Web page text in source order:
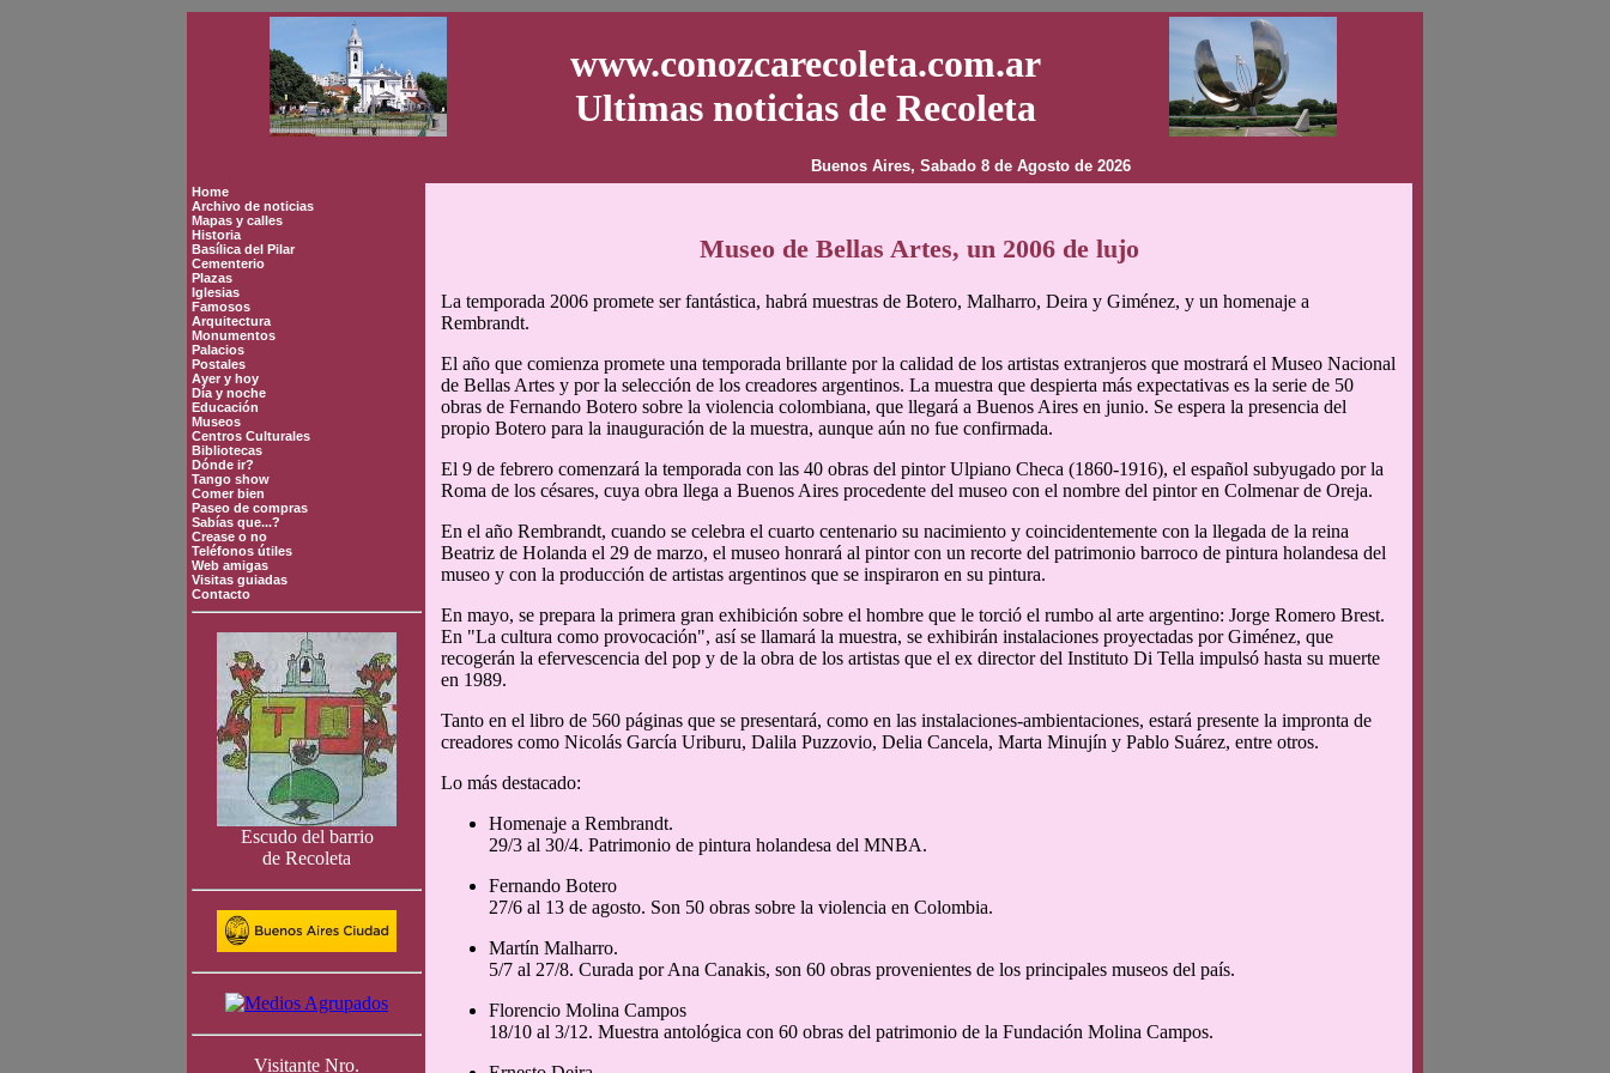
www.conozcarecoleta.com.ar
Ultimas noticias de Recoleta
Buenos Aires, Sabado 8 de Agosto de 2026
Home
Archivo de noticias
Mapas y calles
Historia
Basílica del Pilar
Cementerio
Plazas
Iglesias
Famosos
Arquitectura
Monumentos
Palacios
Postales
Ayer y hoy
Día y noche
Educación
Museos
Centros Culturales
Bibliotecas
Dónde ir?
Tango show
Comer bien
Paseo de compras
Sabías que...?
Crease o no
Teléfonos útiles
Web amigas
Visitas guiadas
Contacto
Escudo del barrio
de Recoleta
Visitante Nro.
Museo de Bellas Artes, un 2006 de lujo
La temporada 2006 promete ser fantástica, habrá muestras de Botero, Malharro, Deira y Giménez, y un homenaje a
Rembrandt.
El año que comienza promete una temporada brillante por la calidad de los artistas extranjeros que mostrará el Museo Nacional
de Bellas Artes y por la selección de los creadores argentinos. La muestra que despierta más expectativas es la serie de 50
obras de Fernando Botero sobre la violencia colombiana, que llegará a Buenos Aires en junio. Se espera la presencia del
propio Botero para la inauguración de la muestra, aunque aún no fue confirmada.
El 9 de febrero comenzará la temporada con las 40 obras del pintor Ulpiano Checa (1860-1916), el español subyugado por la
Roma de los césares, cuya obra llega a Buenos Aires procedente del museo con el nombre del pintor en Colmenar de Oreja.
En el año Rembrandt, cuando se celebra el cuarto centenario su nacimiento y coincidentemente con la llegada de la reina
Beatriz de Holanda el 29 de marzo, el museo honrará al pintor con un recorte del patrimonio barroco de pintura holandesa del
museo y con la producción de artistas argentinos que se inspiraron en su pintura.
En mayo, se prepara la primera gran exhibición sobre el hombre que le torció el rumbo al arte argentino: Jorge Romero Brest.
En "La cultura como provocación", así se llamará la muestra, se exhibirán instalaciones proyectadas por Giménez, que
recogerán la efervescencia del pop y de la obra de los artistas que el ex director del Instituto Di Tella impulsó hasta su muerte
en 1989.
Tanto en el libro de 560 páginas que se presentará, como en las instalaciones-ambientaciones, estará presente la impronta de
creadores como Nicolás García Uriburu, Dalila Puzzovio, Delia Cancela, Marta Minujín y Pablo Suárez, entre otros.
Lo más destacado:
Homenaje a Rembrandt.
29/3 al 30/4. Patrimonio de pintura holandesa del MNBA.
Fernando Botero
27/6 al 13 de agosto. Son 50 obras sobre la violencia en Colombia.
Martín Malharro.
5/7 al 27/8. Curada por Ana Canakis, son 60 obras provenientes de los principales museos del país.
Florencio Molina Campos
18/10 al 3/12. Muestra antológica con 60 obras del patrimonio de la Fundación Molina Campos.